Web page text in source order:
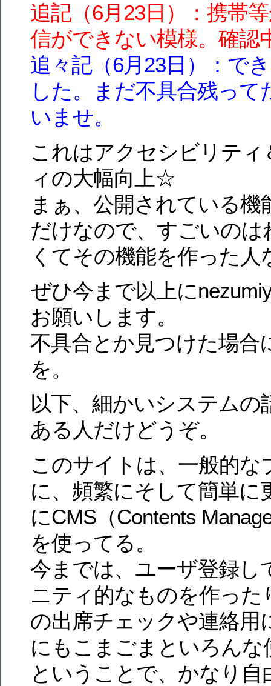
追記（6月23日）：携帯
信ができない模様。確認
追々記（6月23日）：で
した。まだ不具合残って
いませ。
これはアクセシビリテ
ィの大幅向上☆
まぁ、公開されている機
だけなので、すごいの
くてその機能を作った
ぜひ今まで以上に
お願いします。
不具合とか見つけた場合
を。
以下、細かいシステムの
ある人だけどうぞ。
このサイトは、一般的な
に、頻繁にそして簡単に
にCMS（Contents
を使ってる。
今までは、ユーザ登録し
ニティ的なものを作った
の出席チェックや連絡用
にもこまごまといろんな
ということで、かなり自